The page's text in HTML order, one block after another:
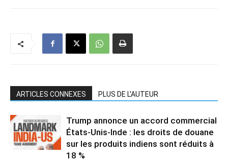
ARTICLES CONNEXES PLUS DE L'AUTEUR
Trump annonce un accord commercial
États-Unis-Inde : les droits de douane
sur les produits indiens sont réduits à
18 %